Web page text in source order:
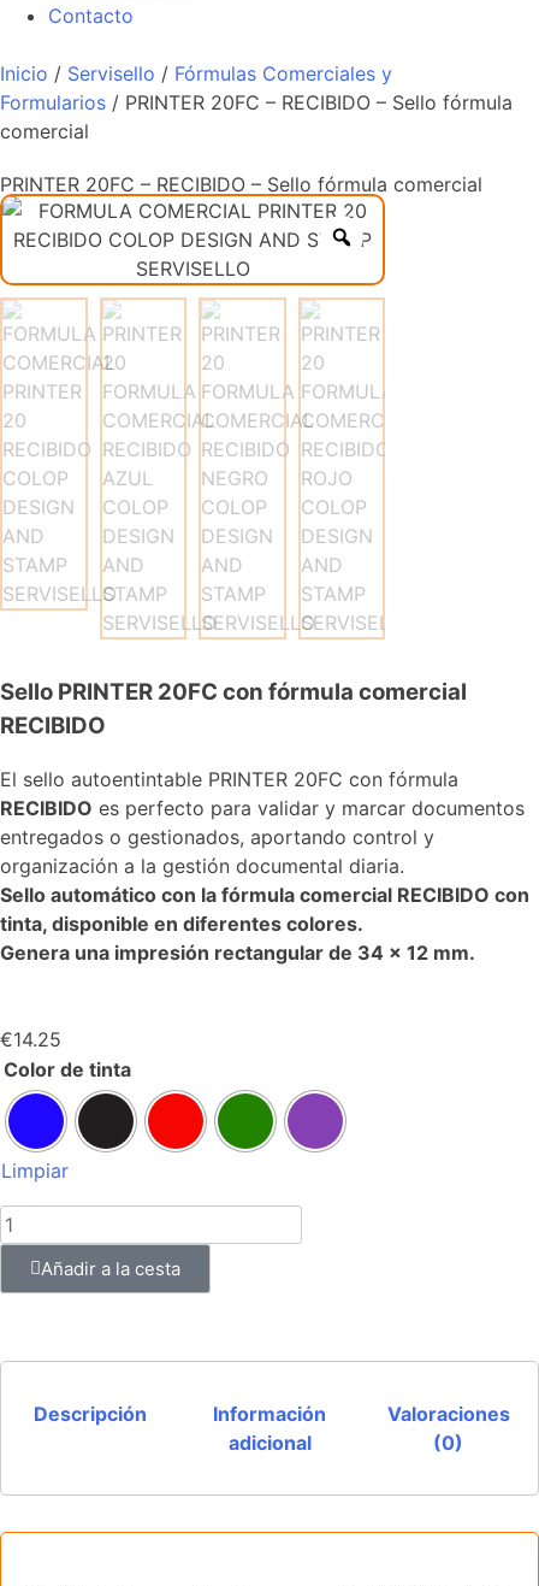
Contacto
Inicio / Servisello / Fórmulas Comerciales y
Formularios / PRINTER 20FC – RECIBIDO – Sello fórmula
comercial
PRINTER 20FC – RECIBIDO – Sello fórmula comercial
Sello PRINTER 20FC con fórmula comercial
RECIBIDO
El sello autoentintable PRINTER 20FC con fórmula
RECIBIDO es perfecto para validar y marcar documentos
entregados o gestionados, aportando control y
organización a la gestión documental diaria.
Sello automático con la fórmula comercial RECIBIDO con
tinta, disponible en diferentes colores.
Genera una impresión rectangular de 34 x 12 mm.
€14.25
Color de tinta
Limpiar
Añadir a la cesta
Descripción
Información
adicional
Valoraciones
(0)